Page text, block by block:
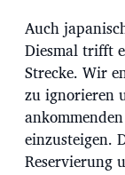
Auch
Diesmal trifft
Strecke. Wir
zu ignorieren
einzusteigen.
Reservierung